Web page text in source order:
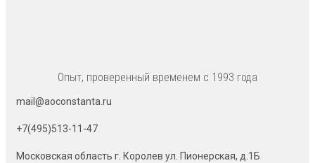
Опыт, проверенный временем с 1993 года
mail@aoconstanta.ru
+7(495)513-11-47
Московская область г. Королев ул. Пионерская, д.1Б